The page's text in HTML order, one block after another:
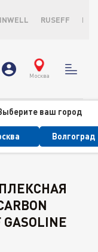
RUSEFF
Москва
ваш город
Волгоград
д/бензина
(0,3л)
GASOLINE